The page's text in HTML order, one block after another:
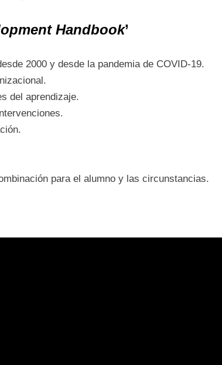
Handbook’
2000 y desde la pandemia de COVID-19.
del aprendizaje.
para el alumno y las circunstancias.